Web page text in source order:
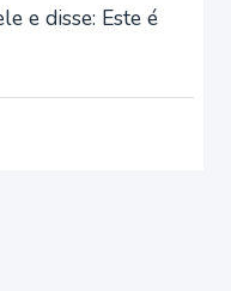
e disse: Este é